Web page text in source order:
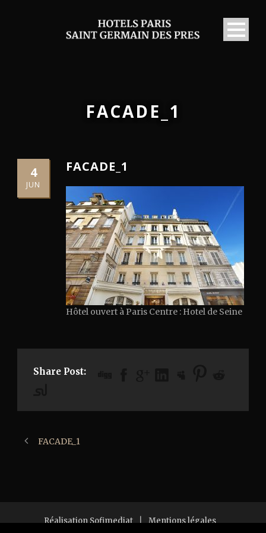
FACADE_1
4
JUN
FACADE_1
Hôtel ouvert à Paris Centre : Hotel de Seine
Share Post:
FACADE_1
Réalisation Sofimediat | Mentions légales